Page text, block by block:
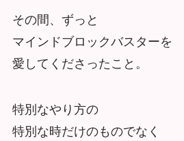
その間、ずっと
マインドブロックバスターを
愛してくださったこと。
特別なやり方の
特別な時だけのものでなく